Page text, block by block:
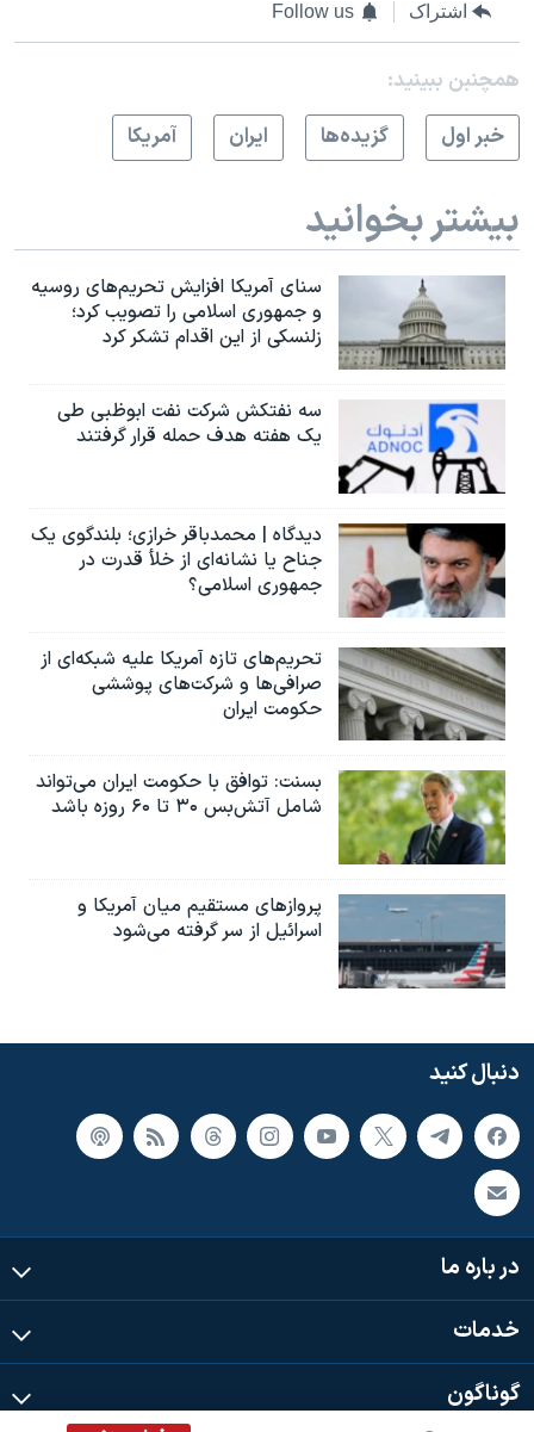
اشتراک Follow us
همچنبن ببینید:
خبر اول
گزيده‌ها ايران آمريکا
بیشتر بخوانید
سنای آمریکا افزایش تحریم‌های روسیه
و جمهوری اسلامی را تصویب کرد؛
زلنسکی از این اقدام تشکر کرد
سه نفتکش شرکت نفت ابوظبی طی
یک هفته هدف حمله قرار گرفتند
دیدگاه | محمدباقر خرازی؛ بلندگوی یک
جناح یا نشانه‌ای از خلأ قدرت در
جمهوری اسلامی؟
تحریم‌های تازه آمریکا علیه شبکه‌ای از
صرافی‌ها و شرکت‌های پوششی
حکومت ایران
بسنت: توافق با حکومت ایران می‌تواند
شامل آتش‌بس ۳۰ تا ۶۰ روزه باشد
پروازهای مستقیم میان آمریکا و
اسرائیل از سر گرفته می‌شود
دنبال کنید
در باره ما
خدمات
گوناگون